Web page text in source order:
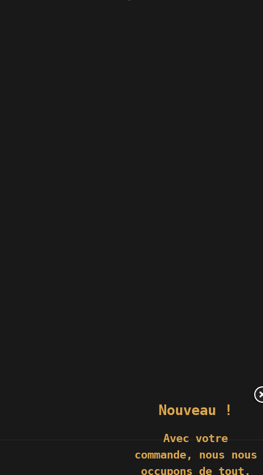
Nouveau !
Avec votre
commande, nous nous
occupons de tout,